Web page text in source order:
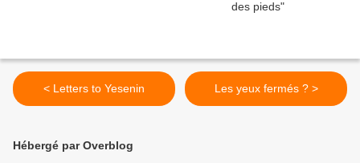
< Letters to Yesenin Les yeux fermés ? >
Hébergé par Overblog